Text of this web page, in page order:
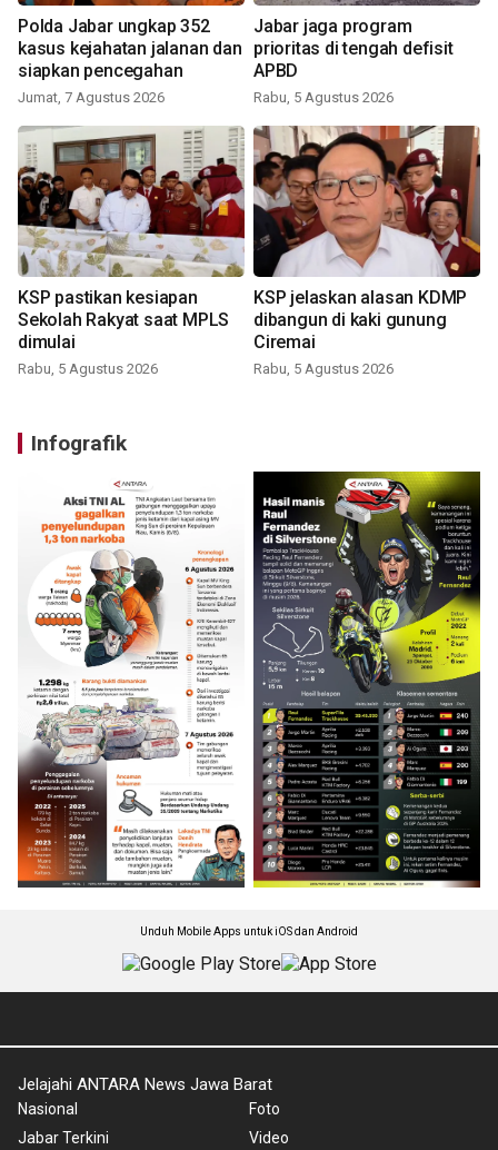
Polda Jabar ungkap 352
kasus kejahatan jalanan dan
siapkan pencegahan
Jumat, 7 Agustus 2026
Jabar jaga program
prioritas di tengah defisit
APBD
Rabu, 5 Agustus 2026
KSP pastikan kesiapan
Sekolah Rakyat saat MPLS
dimulai
Rabu, 5 Agustus 2026
KSP jelaskan alasan KDMP
dibangun di kaki gunung
Ciremai
Rabu, 5 Agustus 2026
Infografik
Unduh Mobile Apps untuk iOS dan Android
Jelajahi ANTARA News Jawa Barat
Nasional
Jabar Terkini
Foto
Video